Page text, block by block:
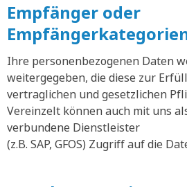
Empfänger oder
Ihre personenbezogenen Daten
weitergegeben, die diese zur
vertraglichen und gesetzlichen
Vereinzelt können auch mit uns
verbundene Dienstleister
(z.B. SAP, GFOS) Zugriff auf die